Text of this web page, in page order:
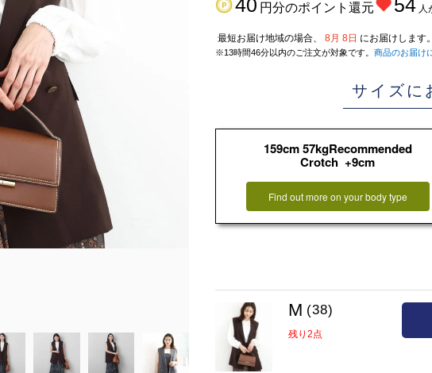
40 円分のポイント還元 54 人
最短お届け地域の場合、 8月 8日 にお届けします。
※13時間46分以内のご注文が対象です。 商品のお届け
サイズに
159cm 57kgRecommended
Crotch +9cm
Find out more on your body type
M (38)
残り2点